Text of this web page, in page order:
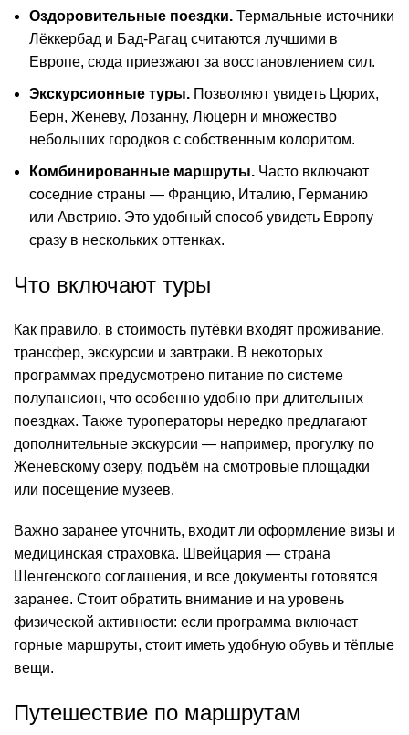
Оздоровительные поездки. Термальные источники
Лёккербад и Бад-Рагац считаются лучшими в
Европе, сюда приезжают за восстановлением сил.
Экскурсионные туры. Позволяют увидеть Цюрих,
Берн, Женеву, Лозанну, Люцерн и множество
небольших городков с собственным колоритом.
Комбинированные маршруты. Часто включают
соседние страны — Францию, Италию, Германию
или Австрию. Это удобный способ увидеть Европу
сразу в нескольких оттенках.
Что включают туры
Как правило, в стоимость путёвки входят проживание,
трансфер, экскурсии и завтраки. В некоторых
программах предусмотрено питание по системе
полупансион, что особенно удобно при длительных
поездках. Также туроператоры нередко предлагают
дополнительные экскурсии — например, прогулку по
Женевскому озеру, подъём на смотровые площадки
или посещение музеев.
Важно заранее уточнить, входит ли оформление визы и
медицинская страховка. Швейцария — страна
Шенгенского соглашения, и все документы готовятся
заранее. Стоит обратить внимание и на уровень
физической активности: если программа включает
горные маршруты, стоит иметь удобную обувь и тёплые
вещи.
Путешествие по маршрутам